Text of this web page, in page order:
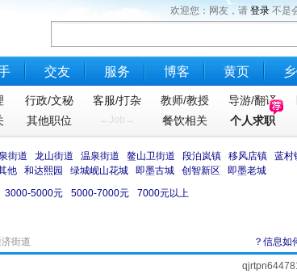
欢迎您：网友，请 登录 不是
交友 服务 博客 黄页
行政/文秘 客服/打杂 教师/教授 导游/翻译
其他职位 ←Job→ 餐饮相关 个人求职
街道 龙山街道 温泉街道 鳌山卫街道 段泊岚镇 移风店镇 蓝村
他 和达熙园 绿城岘山花城 即墨古城 创智新区
即墨老城
3000-5000元 5000-7000元
7000元以上
街道 ？信息如